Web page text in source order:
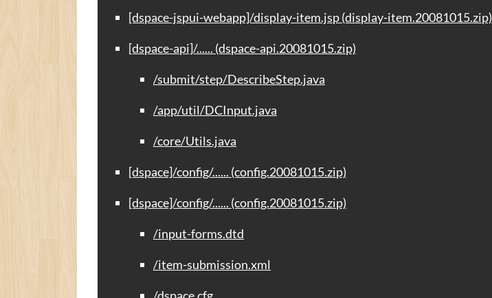
[dspace-jspui-webapp]/display-item.jsp (display-item.20081015.zip)
[dspace-api]/...... (dspace-api.20081015.zip)
/submit/step/DescribeStep.java
/app/util/DCInput.java
/core/Utils.java
[dspace]/config/...... (config.20081015.zip)
[dspace]/config/...... (config.20081015.zip)
/input-forms.dtd
/item-submission.xml